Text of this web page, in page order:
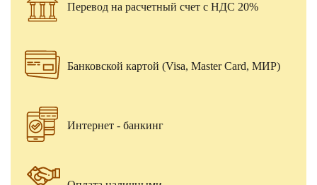
Перевод на расчетный счет с НДС 20%
Банковской картой (Visa, Master Card, МИР)
Интернет - банкинг